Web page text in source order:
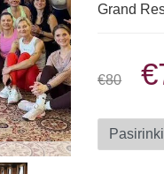
Grand
€80